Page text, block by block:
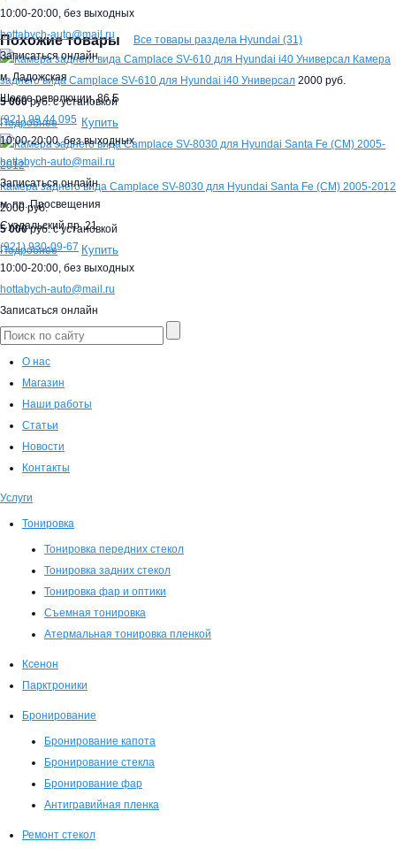
Похожие товары
Все товары раздела Hyundai (31)
Камера
заднего вида Camplace SV-610 для Hyundai i40 Универсал 2000 руб.
5 000руб. с установкой
Подробнее
Купить
Камера заднего вида Camplace SV-8030 для Hyundai Santa Fe (CM) 2005-2012
2000 руб.
5 000руб. с установкой
Подробнее
Купить
10:00-20:00, без выходных
hottabych-auto@mail.ru
Записаться онлайн
м. Ладожская
Шоссе революции, 86 Б
(921)99 44 095
10:00-20:00,без выходных
hottabych-auto@mail.ru
Записаться онлайн
м. пр. Просвещения
Суздальский пр. 21
(921)930-09-67
10:00-20:00, без выходных
hottabych-auto@mail.ru
Записаться онлайн
О нас
Магазин
Наши работы
Статьи
Новости
Контакты
Услуги
Тонировка
Тонировка передних стекол
Тонировка задних стекол
Тонировка фар и оптики
Съемная тонировка
Атермальная тонировка пленкой
Ксенон
Парктроники
Бронирование
Бронирование капота
Бронирование стекла
Бронирование фар
Антигравийная пленка
Ремонт стекол